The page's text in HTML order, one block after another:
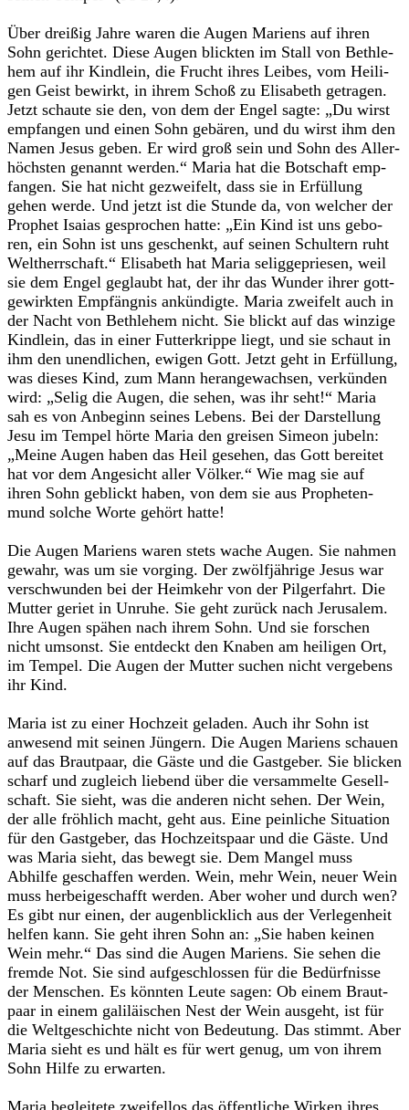
Über drei­ßig Jahre waren die Augen Mari­ens auf ihren
Sohn gerich­tet. Diese Augen blick­ten im Stall von Beth­le­
hem auf ihr Kind­lein, die Frucht ihres Lei­bes, vom Hei­li­
gen Geist bewirkt, in ihrem Schoß zu Eli­sa­beth getra­gen.
Jetzt schaute sie den, von dem der Engel sagte: „Du wirst
emp­fan­gen und einen Sohn gebä­ren, und du wirst ihm den
Namen Jesus geben. Er wird groß sein und Sohn des Aller­
höchs­ten genannt wer­den.“ Maria hat die Bot­schaft emp­
fan­gen. Sie hat nicht gezwei­felt, dass sie in Erfül­lung
gehen werde. Und jetzt ist die Stunde da, von wel­cher der
Pro­phet Isaias gespro­chen hatte: „Ein Kind ist uns gebo­
ren, ein Sohn ist uns geschenkt, auf sei­nen Schul­tern ruht
Welt­herr­schaft.“ Eli­sa­beth hat Maria selig­ge­prie­sen, weil
sie dem Engel geglaubt hat, der ihr das Wun­der ihrer gott­
ge­wirk­ten Emp­fäng­nis ankün­digte. Maria zwei­felt auch in
der Nacht von Beth­le­hem nicht. Sie blickt auf das win­zige
Kind­lein, das in einer Fut­ter­krippe liegt, und sie schaut in
ihm den unend­li­chen, ewi­gen Gott. Jetzt geht in Erfül­lung,
was die­ses Kind, zum Mann her­an­ge­wach­sen, ver­kün­den
wird: „Selig die Augen, die sehen, was ihr seht!“ Maria
sah es von Anbe­ginn sei­nes Lebens. Bei der Dar­stel­lung
Jesu im Tem­pel hörte Maria den grei­sen Simeon jubeln:
„Meine Augen haben das Heil gese­hen, das Gott berei­tet
hat vor dem Ange­sicht aller Völ­ker.“ Wie mag sie auf
ihren Sohn geblickt haben, von dem sie aus Pro­phe­ten­
mund sol­che Worte gehört hatte!
Die Augen Mari­ens waren stets wache Augen. Sie nah­men
gewahr, was um sie vor­ging. Der zwölf­jäh­rige Jesus war
ver­schwun­den bei der Heim­kehr von der Pil­ger­fahrt. Die
Mut­ter geriet in Unruhe. Sie geht zurück nach Jeru­sa­lem.
Ihre Augen spä­hen nach ihrem Sohn. Und sie for­schen
nicht umsonst. Sie ent­deckt den Kna­ben am hei­li­gen Ort,
im Tem­pel. Die Augen der Mut­ter suchen nicht ver­ge­bens
ihr Kind.
Maria ist zu einer Hoch­zeit gela­den. Auch ihr Sohn ist
anwe­send mit sei­nen Jün­gern. Die Augen Mari­ens schauen
auf das Braut­paar, die Gäste und die Gast­ge­ber. Sie bli­cken
scharf und zugleich lie­bend über die ver­sam­melte Gesell­
schaft. Sie sieht, was die ande­ren nicht sehen. Der Wein,
der alle fröh­lich macht, geht aus. Eine pein­li­che Situa­tion
für den Gast­ge­ber, das Hoch­zeits­paar und die Gäste. Und
was Maria sieht, das bewegt sie. Dem Man­gel muss
Abhilfe geschaf­fen wer­den. Wein, mehr Wein, neuer Wein
muss her­bei­ge­schafft wer­den. Aber woher und durch wen?
Es gibt nur einen, der augen­blick­lich aus der Ver­le­gen­heit
hel­fen kann. Sie geht ihren Sohn an: „Sie haben kei­nen
Wein mehr.“ Das sind die Augen Mari­ens. Sie sehen die
fremde Not. Sie sind auf­ge­schlos­sen für die Bedürf­nisse
der Men­schen. Es könn­ten Leute sagen: Ob einem Braut­
paar in einem gali­lä­i­schen Nest der Wein aus­geht, ist für
die Welt­ge­schichte nicht von Bedeu­tung. Das stimmt. Aber
Maria sieht es und hält es für wert genug, um von ihrem
Sohn Hilfe zu erwar­ten.
Maria beglei­tete zwei­fel­los das öffent­li­che Wir­ken ihres